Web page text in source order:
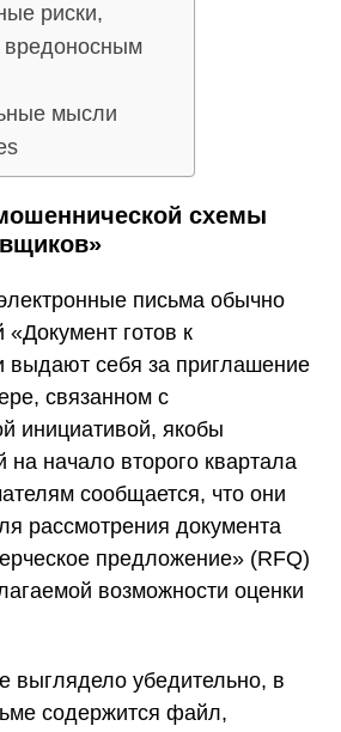
риски,
вредоносным
мысли
схемы
письма обычно
«Документ готов к
выдают себя за приглашение
связанном с
инициативой, якобы
на начало второго квартала
сообщается, что они
рассмотрения документа
предложение» (RFQ)
возможности оценки
выглядело убедительно, в
содержится файл,